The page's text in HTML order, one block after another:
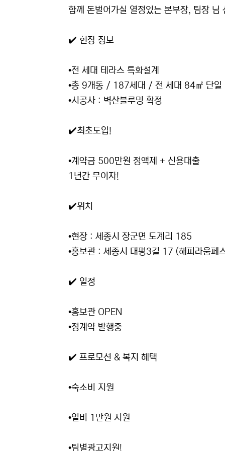
함께 돈벌어가실 열정있는 본부장, 팀장 님
✔️ 현장 정보
•전 세대 테라스 특화설계
•총 9개동 / 187세대 / 전 세대 84㎡ 단일
•시공사 : 벽산블루밍 확정
✔️최초도입!
•계약금 500만원 정액제 + 신용대출
1년간 무이자!
✔️위치
•현장 : 세종시 장군면 도계리 185
•홍보관 : 세종시 대평3길 17 (해피라움페
✔️ 일정
•홍보관 OPEN
•정계약 발행중
✔️ 프로모션 & 복지 혜택
•숙소비 지원
•일비 1만원 지원
•팀별광고지원!